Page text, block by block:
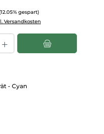
Preis:
(12.05% gespart)
Versandkosten
Wert ein oder benutze die